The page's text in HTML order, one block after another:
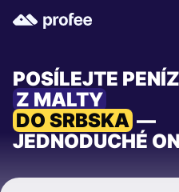
POSÍLEJTE
Z MALTY
DO SRBSKA —
JEDNODUCHÉ